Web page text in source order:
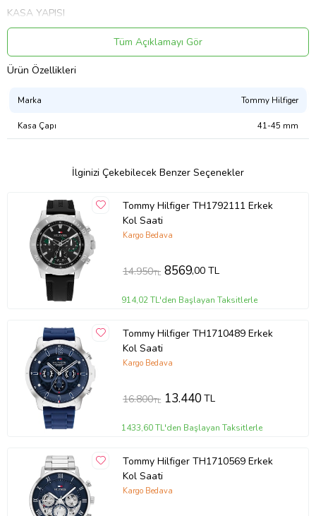
KASA YAPISI
Kasa Çapı: 43 mm
Kasa Şekli: Yuvarlak
Kasa Materyali: Çelik
Tarz: Klasik Saatler
Kasa Rengi: Metalik Gri
KADRAN YAPISI
Kadran Rengi: Mavi
Kadran Taşı: Yok
KAYIŞ YAPISI
Kayış Tipi: Çelik
Renk: Metalik Gri
ÖZELLİKLER
Su Geçirmezlik: 5 ATM
Kronometre: Hayır
Takvim: Yok
Alarm: Yok
Ürün Kodu:kcm34172236
Tüm Açıklamayı Gör
Ürün Özellikleri
Marka Tommy Hilfiger
Kasa Çapı 41-45 mm
İlginizi Çekebilecek Benzer Seçenekler
Tommy Hilfiger TH1792111 Erkek
Kol Saati
Kargo Bedava
14.950TL 8569,00 TL
914,02 TL'den Başlayan Taksitlerle
Tommy Hilfiger TH1710489 Erkek
Kol Saati
Kargo Bedava
16.800TL 13.440TL
1433,60 TL'den Başlayan Taksitlerle
Tommy Hilfiger TH1710569 Erkek
Kol Saati
Kargo Bedava